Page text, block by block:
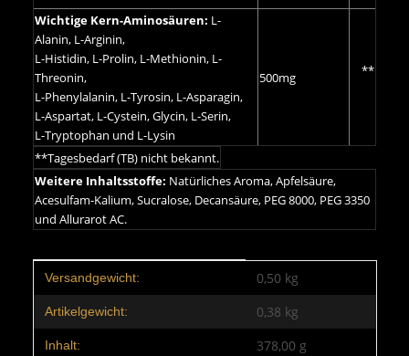
Wichtige Kern-Aminosäuren: L-
Alanin, L-Arginin,
L-Histidin, L-Prolin, L-Methionin, L-
Threonin,
L-Phenylalanin, L-Tyrosin, L-Asparagin,
L-Aspartat, L-Cystein, Glycin, L-Serin,
L-Tryptophan und L-Lysin
500mg **
**Tagesbedarf (TB) nicht bekannt.
Weitere Inhaltsstoffe: Natürliches Aroma, Apfelsäure,
Acesulfam-Kalium, Sucralose, Decansäure, PEG 8000, PEG 3350
und Allurarot AC.
Produkteigenschaft
Wert
Versandgewicht: 0,50 kg
Artikelgewicht: 0,38 kg
Inhalt: 378,00 g